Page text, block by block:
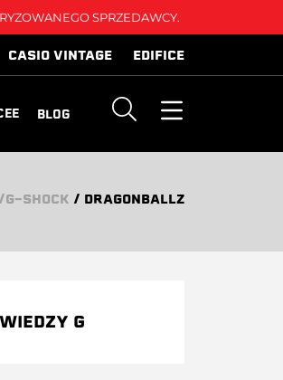
SPRZEDAWCY.
CASIO VINTAGE EDIFICE
BLOG
SHOCK / DRAGONBALLZ
G